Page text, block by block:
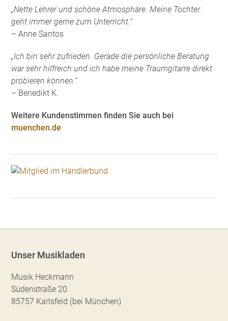
„Nette Lehrer und schöne Atmosphäre. Meine Tochter
geht immer gerne zum Unterricht.“
– Anne Santos
„Ich bin sehr zufrieden. Gerade die persönliche Beratung
war sehr hilfreich und ich habe meine Traumgitarre direkt
probieren können.“
– Benedikt K.
Weitere Kundenstimmen finden Sie auch bei
muenchen.de
Unser Musikladen
Musik Heckmann
Südenstraße 20
85757 Karlsfeld (bei München)